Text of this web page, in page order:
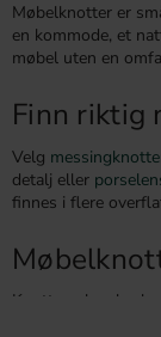
Møbelknotter er
en kommode, et
møbel uten en
Finn riktig
Velg
detalj eller
finnes i flere
Knottene kan
baderomsmøbler.